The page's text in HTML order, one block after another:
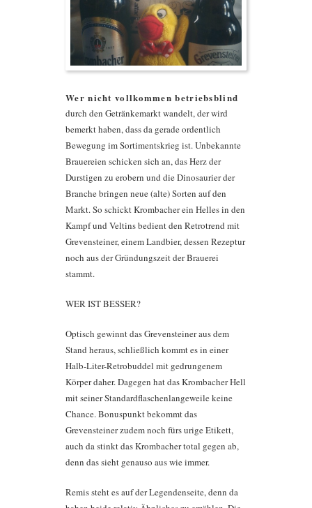
Wer nicht vollkommen betriebsblind
durch den Getränkemarkt wandelt, der wird
bemerkt haben, dass da gerade ordentlich
Bewegung im Sortimentskrieg ist. Unbekannte
Brauereien schicken sich an, das Herz der
Durstigen zu erobern und die Dinosaurier der
Branche bringen neue (alte) Sorten auf den
Markt. So schickt Krombacher ein Helles in den
Kampf und Veltins bedient den Retrotrend mit
Grevensteiner, einem Landbier, dessen Rezeptur
noch aus der Gründungszeit der Brauerei
stammt.
WER IST BESSER?
Optisch gewinnt das Grevensteiner aus dem
Stand heraus, schließlich kommt es in einer
Halb-Liter-Retrobuddel mit gedrungenem
Körper daher. Dagegen hat das Krombacher Hell
mit seiner Standardflaschenlangeweile keine
Chance. Bonuspunkt bekommt das
Grevensteiner zudem noch fürs urige Etikett,
auch da stinkt das Krombacher total gegen ab,
denn das sieht genauso aus wie immer.
Remis steht es auf der Legendenseite, denn da